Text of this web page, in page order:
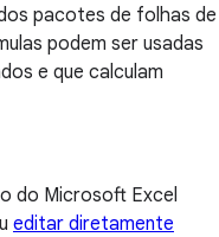
pacotes de folhas de
podem ser usadas
e que calculam
do Microsoft Excel
editar diretamente